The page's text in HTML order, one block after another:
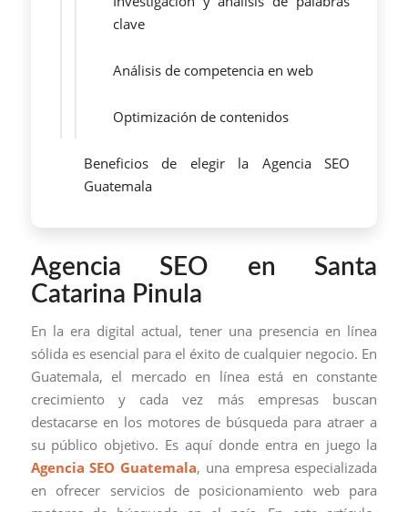
clave
Análisis de competencia en web
Optimización de contenidos
Beneficios de elegir la Agencia SEO
Guatemala
Agencia SEO en Santa
Catarina Pinula
En la era digital actual, tener una presencia en línea
sólida es esencial para el éxito de cualquier negocio. En
Guatemala, el mercado en línea está en constante
crecimiento y cada vez más empresas buscan
destacarse en los motores de búsqueda para atraer a
su público objetivo. Es aquí donde entra en juego la
Agencia SEO Guatemala, una empresa especializada
en ofrecer servicios de posicionamiento web para